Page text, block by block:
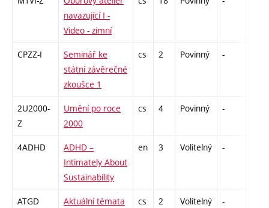
navazující I -
Video - zimní
CPZZ-I
Seminář ke
státní závěrečné
zkoušce 1
cs 2 Povinný -
2U2000-
Z
Umění po roce
2000
cs 4 Povinný -
4ADHD
ADHD –
Intimately About
Sustainability
en 3 Volitelný -
ATGD
Aktuální témata
cs 2 Volitelný -